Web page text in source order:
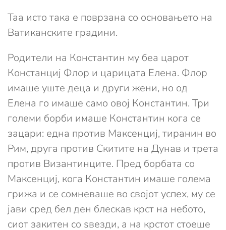
Таа исто така е поврзана со основањето на
Ватиканските градини.
Родители на Константин му беа царот
Констанциј Флор и царицата Елена. Флор
имаше уште деца и други жени, но од
Елена го имаше само овој Константин. Три
големи борби имаше Константин кога се
зацари: една против Максенциј, тиранин во
Рим, друга против Скитите на Дунав и трета
против Византинците. Пред борбата со
Максенциј, кога Константин имаше голема
грижа и се сомневаше во својот успех, му се
јави сред бел ден блескав крст на небото,
сиот закитен со ѕвезди, а на крстот стоеше